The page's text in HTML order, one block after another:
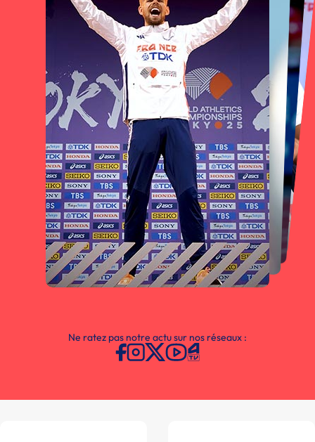
Ne ratez pas notre actu sur nos réseaux :